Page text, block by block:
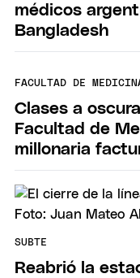
médicos
Bangladesh
FACULTAD DE
Clases a
Facultad de
millonaria
SUBTE
Reabrió la